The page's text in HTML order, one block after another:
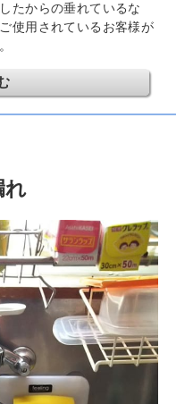
たからの垂れているな
使用されているお客様が
れ